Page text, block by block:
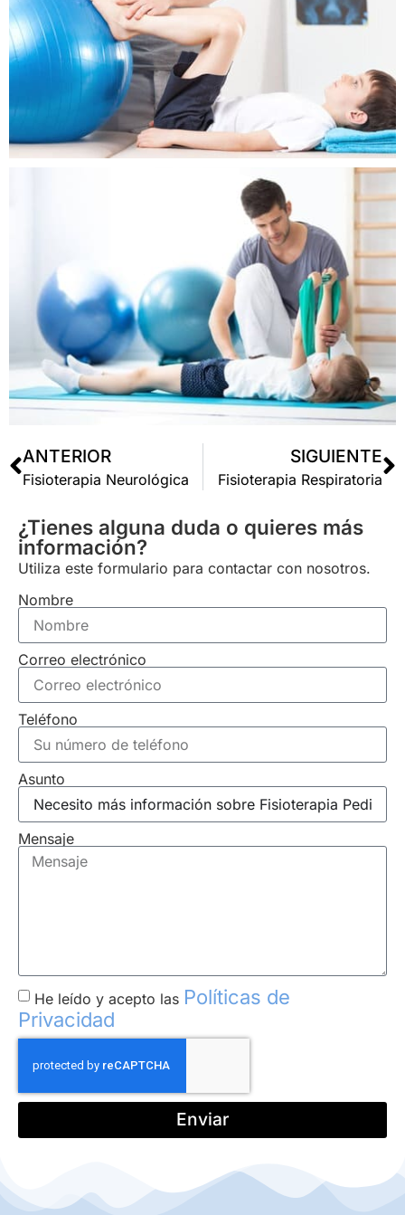
ANTERIOR
Fisioterapia Neurológica
SIGUIENTE
Fisioterapia Respiratoria
¿Tienes alguna duda o quieres más
información?
Utiliza este formulario para contactar con nosotros.
Nombre
Correo electrónico
Teléfono
Asunto
Mensaje
He leído y acepto las Políticas de
Privacidad
Enviar